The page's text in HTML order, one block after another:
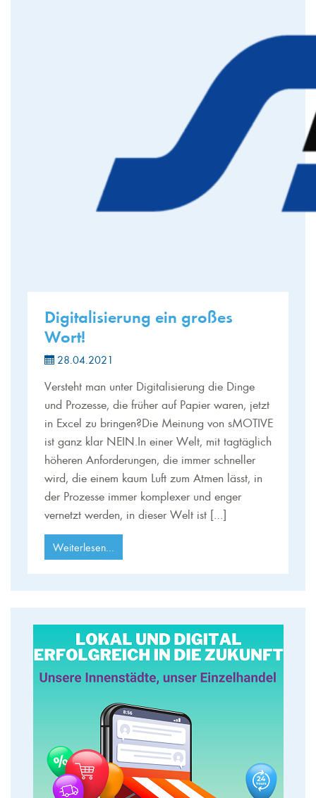
Digitalisierung ein großes
Wort!
28.04.2021
Versteht man unter Digitalisierung die Dinge
und Prozesse, die früher auf Papier waren, jetzt
in Excel zu bringen?Die Meinung von sMOTIVE
ist ganz klar NEIN.In einer Welt, mit tagtäglich
höheren Anforderungen, die immer schneller
wird, die einem kaum Luft zum Atmen lässt, in
der Prozesse immer komplexer und enger
vernetzt werden, in dieser Welt ist […]
Weiterlesen...